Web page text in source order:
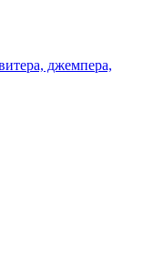
джемпера,